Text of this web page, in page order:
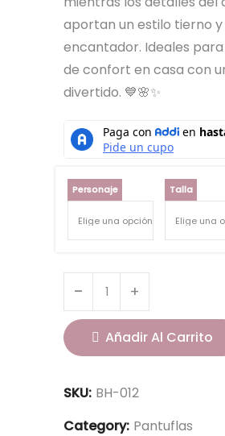
aportan un estilo tierno y
encantador. Ideales
de confort en casa con
divertido. 💙🌸✨
Personaje Talla
Añadir Al Carrito
SKU: BH-012
Category: Pantuflas